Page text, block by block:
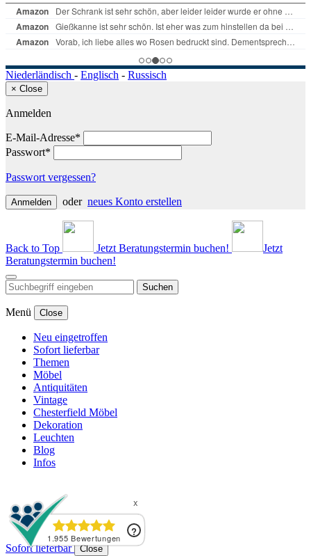
Niederländisch - Englisch - Russisch
× Close
Anmelden
E-Mail-Adresse*
Passwort*
Passwort vergessen?
Anmelden oder neues Konto erstellen
Back to Top Jetzt Beratungstermin buchen!
Jetzt
Beratungstermin buchen!
Suchen
Menü Close
Neu eingetroffen
Sofort lieferbar
Themen
Möbel
Antiquitäten
Vintage
Chesterfield Möbel
Dekoration
Leuchten
Blog
Infos
Sofort lieferbar Close